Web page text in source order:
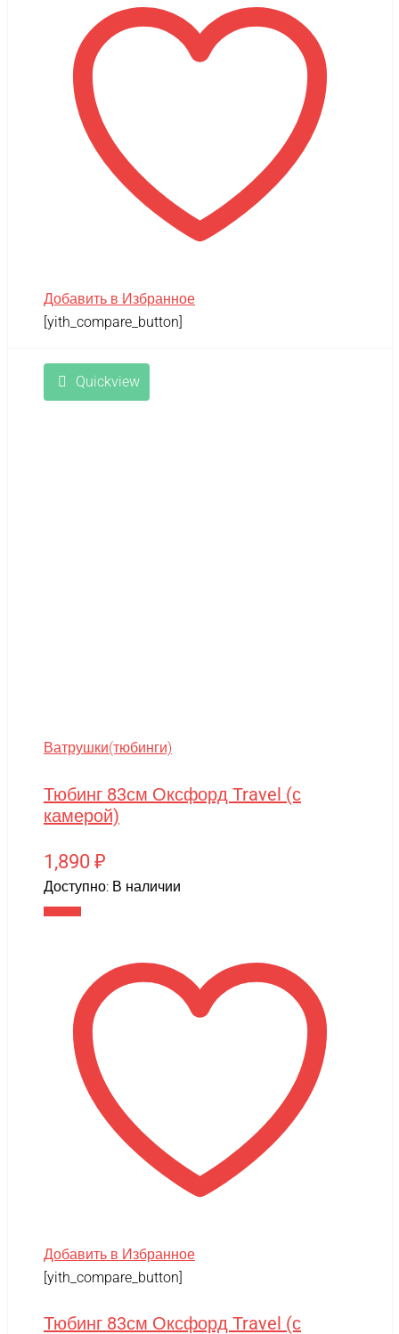
Добавить в Избранное
[yith_compare_button]
Quickview
Ватрушки(тюбинги)
Тюбинг 83см Оксфорд Travel (с
камерой)
1,890 ₽
Доступно: В наличии
Добавить в Избранное
[yith_compare_button]
Тюбинг 83см Оксфорд Travel (с